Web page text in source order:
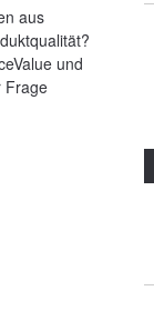
aus
und
Frage